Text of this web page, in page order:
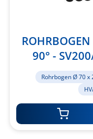
90° -
Rohrbogen Ø 70 x